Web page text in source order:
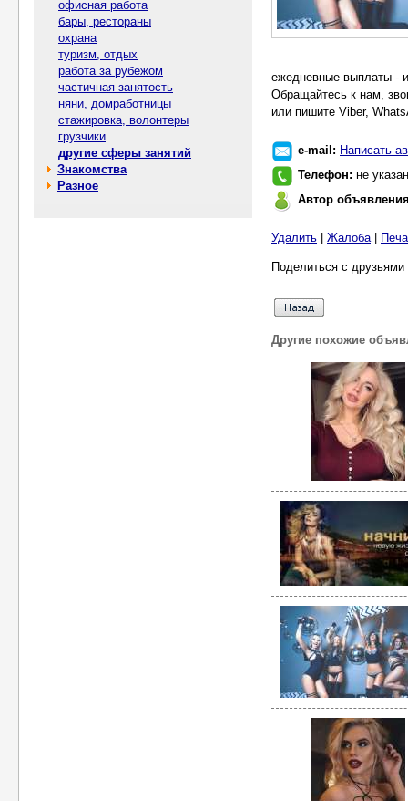
офисная работа
бары, рестораны
охрана
туризм, отдых
работа за рубежом
частичная занятость
няни, домработницы
стажировка, волонтеры
грузчики
другие сферы занятий
Знакомства
Разное
ежедневные выплаты -
Обращайтесь к нам,
или пишите Viber,
e-mail: Написать
Телефон: не указан
Автор
Удалить Жалоба|
Поделиться с
Другие похожие